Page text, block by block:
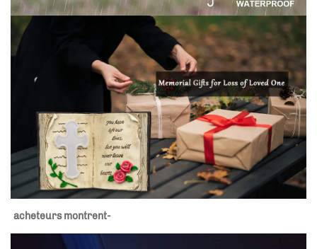
acheteurs montrent-